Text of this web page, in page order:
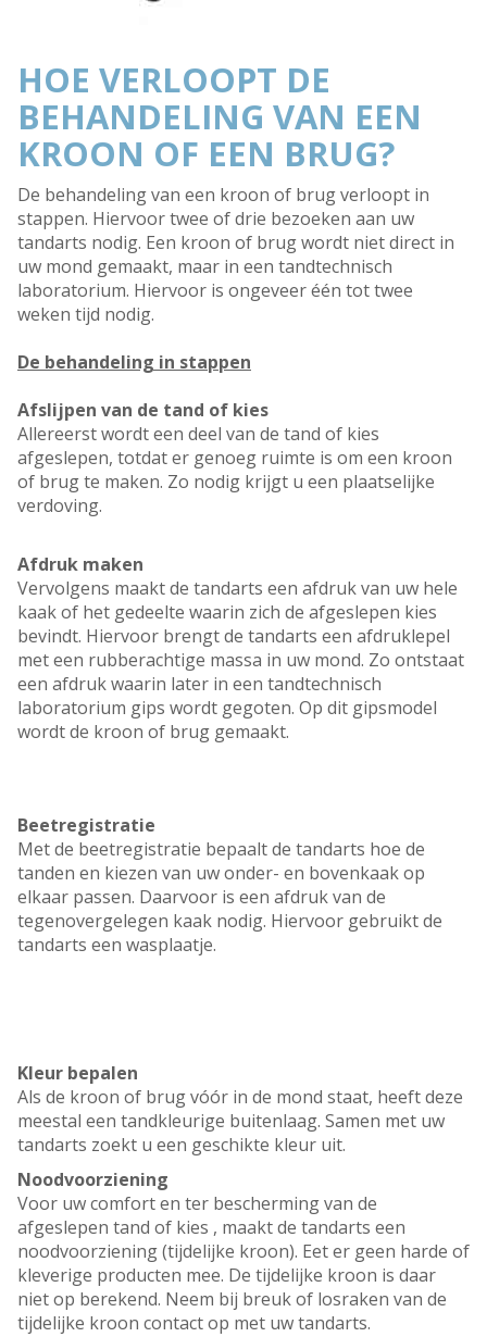
HOE VERLOOPT DE
BEHANDELING VAN EEN
KROON OF EEN BRUG?
De behandeling van een kroon of brug verloopt in
stappen. Hiervoor twee of drie bezoeken aan uw
tandarts nodig. Een kroon of brug wordt niet direct in
uw mond gemaakt, maar in een tandtechnisch
laboratorium. Hiervoor is ongeveer één tot twee
weken tijd nodig.
De behandeling in stappen
Afslijpen van de tand of kies
Allereerst wordt een deel van de tand of kies
afgeslepen, totdat er genoeg ruimte is om een kroon
of brug te maken. Zo nodig krijgt u een plaatselijke
verdoving.
Afdruk maken
Vervolgens maakt de tandarts een afdruk van uw hele
kaak of het gedeelte waarin zich de afgeslepen kies
bevindt. Hiervoor brengt de tandarts een afdruklepel
met een rubberachtige massa in uw mond. Zo ontstaat
een afdruk waarin later in een tandtechnisch
laboratorium gips wordt gegoten. Op dit gipsmodel
wordt de kroon of brug gemaakt.
Beetregistratie
Met de beetregistratie bepaalt de tandarts hoe de
tanden en kiezen van uw onder- en bovenkaak op
elkaar passen. Daarvoor is een afdruk van de
tegenovergelegen kaak nodig. Hiervoor gebruikt de
tandarts een wasplaatje.
Kleur bepalen
Als de kroon of brug vóór in de mond staat, heeft deze
meestal een tandkleurige buitenlaag. Samen met uw
tandarts zoekt u een geschikte kleur uit.
Noodvoorziening
Voor uw comfort en ter bescherming van de
afgeslepen tand of kies , maakt de tandarts een
noodvoorziening (tijdelijke kroon). Eet er geen harde of
kleverige producten mee. De tijdelijke kroon is daar
niet op berekend. Neem bij breuk of losraken van de
tijdelijke kroon contact op met uw tandarts.